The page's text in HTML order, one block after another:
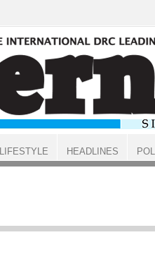
LIFESTYLE HEADLINES